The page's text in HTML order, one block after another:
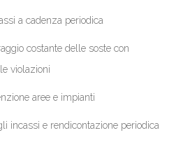
a cadenza periodica
costante delle soste con
violazioni
aree e impianti
incassi e rendicontazione periodica